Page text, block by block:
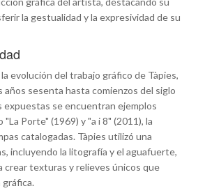
la gestualidad y la expresividad de su
evolución del trabajo gráfico de Tàpies,
años sesenta hasta comienzos del siglo
expuestas se encuentran ejemplos
Porte" (1969) y "a i 8" (2011), la
catalogadas. Tàpies utilizó una
incluyendo la litografía y el aguafuerte,
crear texturas y relieves únicos que